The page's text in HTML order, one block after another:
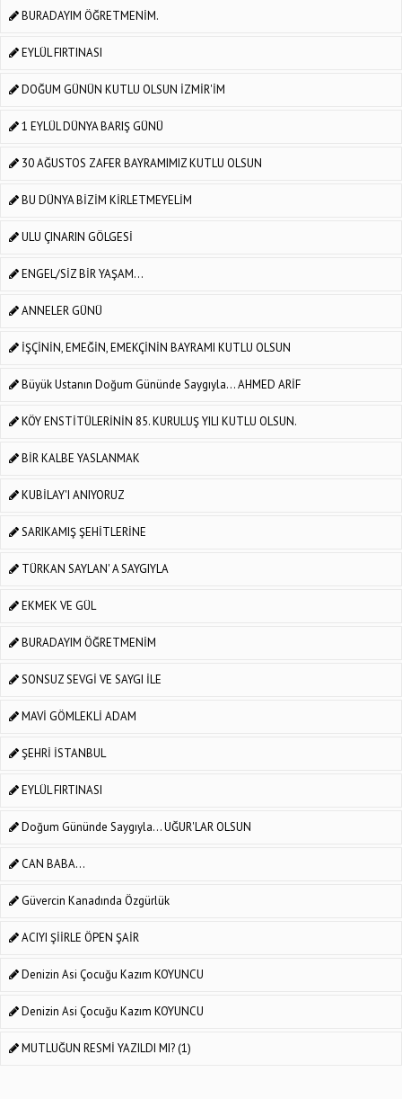
BURADAYIM ÖĞRETMENİM.
EYLÜL FIRTINASI
DOĞUM GÜNÜN KUTLU OLSUN İZMİR'İM
1 EYLÜL DÜNYA BARIŞ GÜNÜ
30 AĞUSTOS ZAFER BAYRAMIMIZ KUTLU OLSUN
BU DÜNYA BİZİM KİRLETMEYELİM
ULU ÇINARIN GÖLGESİ
ENGEL/SİZ BİR YAŞAM...
ANNELER GÜNÜ
İŞÇİNİN, EMEĞİN, EMEKÇİNİN BAYRAMI KUTLU OLSUN
Büyük Ustanın Doğum Gününde Saygıyla... AHMED ARİF
KÖY ENSTİTÜLERİNİN 85. KURULUŞ YILI KUTLU OLSUN.
BİR KALBE YASLANMAK
KUBİLAY'I ANIYORUZ
SARIKAMIŞ ŞEHİTLERİNE
TÜRKAN SAYLAN' A SAYGIYLA
EKMEK VE GÜL
BURADAYIM ÖĞRETMENİM
SONSUZ SEVGİ VE SAYGI İLE
MAVİ GÖMLEKLİ ADAM
ŞEHRİ İSTANBUL
EYLÜL FIRTINASI
Doğum Gününde Saygıyla... UĞUR'LAR OLSUN
CAN BABA...
Güvercin Kanadında Özgürlük
ACIYI ŞİİRLE ÖPEN ŞAİR
Denizin Asi Çocuğu Kazım KOYUNCU
Denizin Asi Çocuğu Kazım KOYUNCU
MUTLUĞUN RESMİ YAZILDI MI? (1)